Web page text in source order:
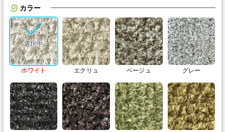
カラー
ホワイト エクリュ ベージュ グレー